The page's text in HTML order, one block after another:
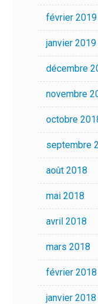
février 2019
janvier 2019
décembre
novembre
octobre
septembre
août 2018
mai 2018
avril 2018
mars 2018
février 2018
janvier 2018